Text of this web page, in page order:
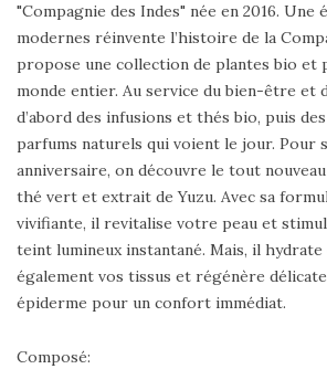
"Compagnie des Indes" née en 2016. Une
modernes réinvente l’histoire de la
propose une collection de plantes bio et
monde entier. Au service du bien-être et
d’abord des infusions et thés bio, puis
parfums naturels qui voient le jour. Pour
anniversaire, on découvre le tout
thé vert et extrait de Yuzu. Avec sa
vivifiante, il revitalise votre peau et
teint lumineux instantané. Mais, il
également vos tissus et régénère
épiderme pour un confort immédiat.
Composé: